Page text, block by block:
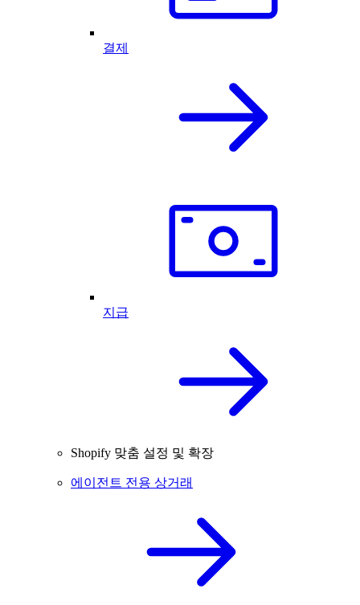
결제
지급
Shopify 맞춤 설정 및 확장
에이전트 전용 상거래